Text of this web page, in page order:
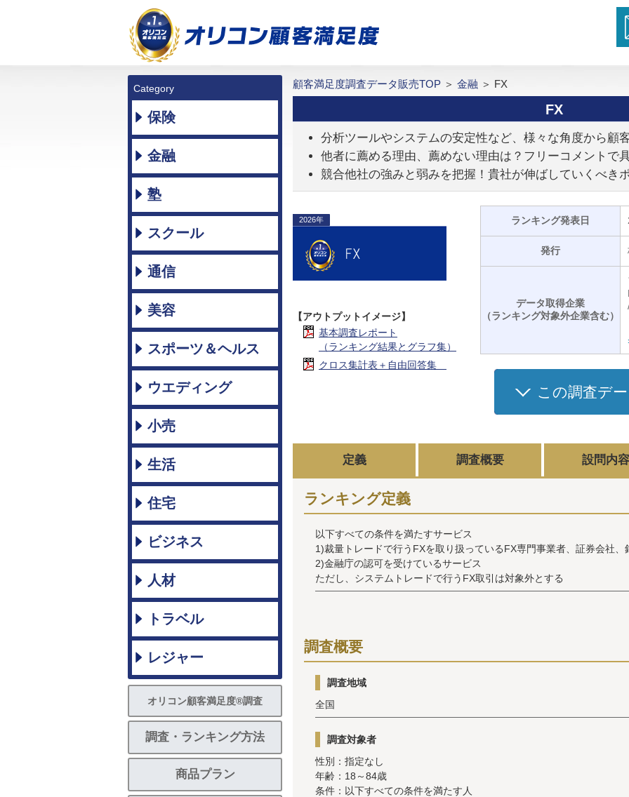
Category
保険
金融
塾
スクール
通信
美容
スポーツ＆ヘルス
ウエディング
小売
生活
住宅
ビジネス
人材
トラベル
レジャー
オリコン顧客満足度®調査
調査・ランキング方法
商品プラン
顧客満足度調査データ販売TOP ＞ 金融 ＞ FX
FX
分析ツールやシステムの安定性など、様々な角度から顧
他者に薦める理由、薦めない理由は？フリーコメントで
競合他社の強みと弱みを把握！貴社が伸ばしていくべき
2026年
【アウトプットイメージ】
基本調査レポート
（ランキング結果とグラフ集）
クロス集計表＋自由回答集
ランキング発表日
発行
データ取得企業
（ランキング対象外企業含む）
この調査デ
定義 調査概要 設問内容
ランキング定義
以下すべての条件を満たすサービス
1)裁量トレードで行うFXを取り扱っているFX専門事業者、証券会社、
2)金融庁の認可を受けているサービス
ただし、システムトレードで行うFX取引は対象外とする
調査概要
調査地域
全国
調査対象者
性別：指定なし
年齢：18～84歳
条件：以下すべての条件を満たす人